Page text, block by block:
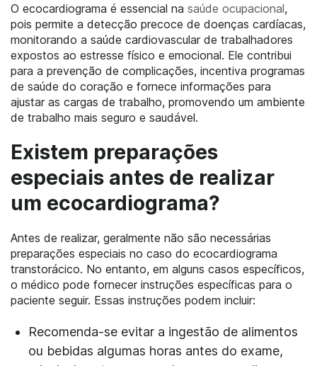
O ecocardiograma é essencial na saúde ocupacional,
pois permite a detecção precoce de doenças cardíacas,
monitorando a saúde cardiovascular de trabalhadores
expostos ao estresse físico e emocional. Ele contribui
para a prevenção de complicações, incentiva programas
de saúde do coração e fornece informações para
ajustar as cargas de trabalho, promovendo um ambiente
de trabalho mais seguro e saudável.
Existem preparações
especiais antes de realizar
um ecocardiograma?
Antes de realizar, geralmente não são necessárias
preparações especiais no caso do ecocardiograma
transtorácico. No entanto, em alguns casos específicos,
o médico pode fornecer instruções específicas para o
paciente seguir. Essas instruções podem incluir:
Recomenda-se evitar a ingestão de alimentos
ou bebidas algumas horas antes do exame,